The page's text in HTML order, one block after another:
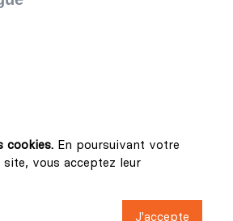
cookies. En poursuivant votre
vous acceptez leur
J'accepte